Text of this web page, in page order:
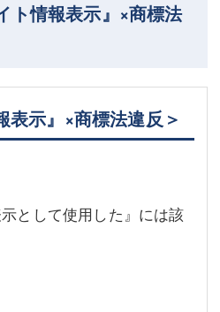
情報表示』×商標法
表示』×商標法違反＞
として使用した』には該